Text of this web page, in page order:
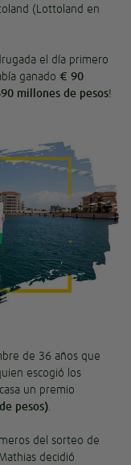
(Lottoland en
el día primero
ganado € 90
millones de pesos!
de 36 años que
escogió los
un premio
pesos).
del sorteo de
decidió